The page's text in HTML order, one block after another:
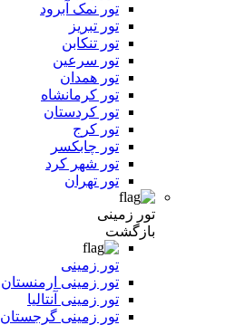
تور نمک آبرود
تور تبریز
تور تنکابن
تور سرعین
تور همدان
تور کرمانشاه
تور کردستان
تور کرج
تور چابکسر
تور شهر کرد
تور تهران
تور زمینی
بازگشت
تور زمینی
تور زمینی ارمنستان
تور زمینی آنتالیا
تور زمینی گرجستان